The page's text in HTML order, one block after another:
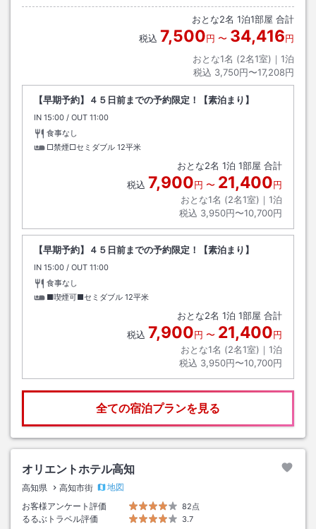
おとな2名 1泊1部屋 合計
税込 7,500円 〜 34,416円
おとな1名 (2名1室)｜ 1泊
税込 3,750円〜17,208円
【早期予約】４５日前までの予約限定！【素泊まり】
IN チェックイン
15:00 / OUT チェックアウト
11:00
食事なし
□禁煙□セミダブル 12平米
おとな2名 1泊 1部屋 合計
税込 7,900円 〜 21,400円
おとな1名 (2名1室)｜ 1泊
税込 3,950円〜10,700円
【早期予約】４５日前までの予約限定！【素泊まり】
IN チェックイン
15:00 / OUT チェックアウト
11:00
食事なし
■喫煙可■セミダブル 12平米
おとな2名 1泊 1部屋 合計
税込 7,900円 〜 21,400円
おとな1名 (2名1室)｜ 1泊
税込 3,950円〜10,700円
全ての宿泊プランを見る
オリエントホテル高知
高知県 高知市街
地図
お客様アンケート評価
82点
るるぶトラベル評価
3.7